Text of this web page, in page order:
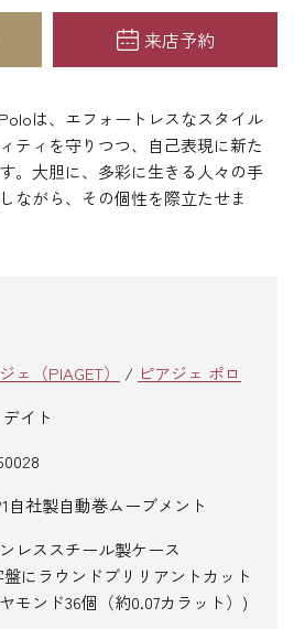
来店予約
は、エフォートレスなスタイル
ティを守りつつ、自己表現に新た
。大胆に、多彩に生きる人々の手
ながら、その個性を際立たせま
ェ（PIAGET） / ピアジェ ポロ
イト
自社製自動巻ムーブメント
レススチール製ケース
盤にラウンドブリリアントカット
モンド36個（約0.07カラット）)